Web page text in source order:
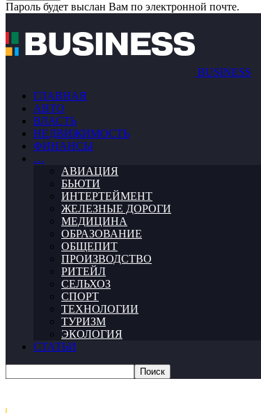
Пароль будет выслан Вам по электронной почте.
BUSINESS
ГЛАВНАЯ
АВТО
ВЛАСТЬ
НЕДВИЖИМОСТЬ
ФИНАНСЫ
…
АВИАЦИЯ
БЬЮТИ
ИНТЕРТЕЙМЕНТ
ЖЕЛЕЗНЫЕ ДОРОГИ
МЕДИЦИНА
ОБРАЗОВАНИЕ
ОБЩЕПИТ
ПРОИЗВОДСТВО
РИТЕЙЛ
СЕЛЬХОЗ
СПОРТ
ТЕХНОЛОГИИ
ТУРИЗМ
ЭКОЛОГИЯ
СТАТЬИ